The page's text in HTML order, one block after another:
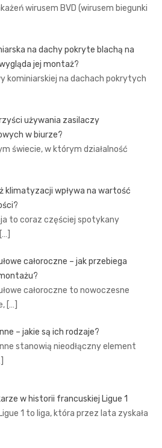
wirusem BVD (wirusem biegunki
na dachy pokryte blachą na
jej montaż?
kominiarskiej na dachach pokrytych
używania zasilaczy
w biurze?
świecie, w którym działalność
klimatyzacji wpływa na wartość
to coraz częściej spotykany
[…]
całoroczne – jak przebiega
całoroczne to nowoczesne
[…]
– jakie są ich rodzaje?
stanowią nieodłączny element
w historii francuskiej Ligue 1
1 to liga, która przez lata zyskała